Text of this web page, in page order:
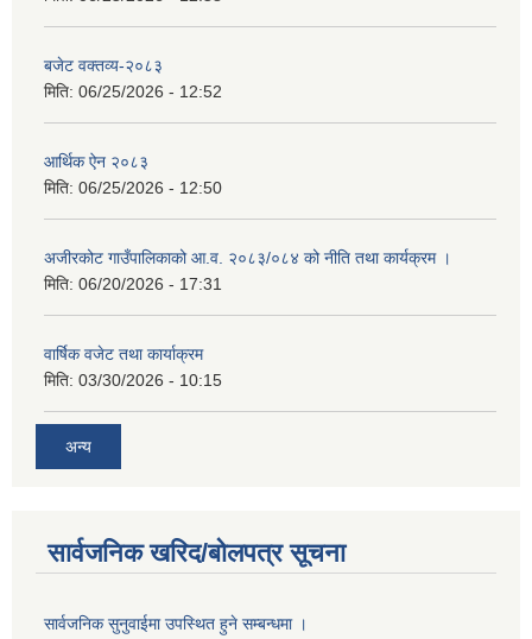
बजेट वक्तव्य-२०८३
मिति: 06/25/2026 - 12:52
आर्थिक ऐन २०८३
मिति: 06/25/2026 - 12:50
अजीरकोट गाउँपालिकाको आ.व. २०८३/०८४ को नीति तथा कार्यक्रम ।
मिति: 06/20/2026 - 17:31
वार्षिक वजेट तथा कार्याक्रम
मिति: 03/30/2026 - 10:15
अन्य
सार्वजनिक खरिद/बोलपत्र सूचना
सार्वजनिक सुनुवाईमा उपस्थित हुने सम्बन्धमा ।